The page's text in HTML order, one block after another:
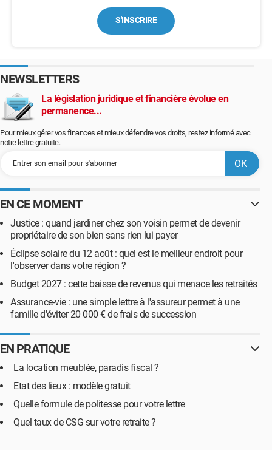
S'INSCRIRE
NEWSLETTERS
La législation juridique et financière évolue en
permanence...
Pour mieux gérer vos finances et mieux défendre vos droits, restez informé avec
notre lettre gratuite.
EN CE MOMENT
Justice : quand jardiner chez son voisin permet de devenir
propriétaire de son bien sans rien lui payer
Éclipse solaire du 12 août : quel est le meilleur endroit pour
l'observer dans votre région ?
Budget 2027 : cette baisse de revenus qui menace les retraités
Assurance-vie : une simple lettre à l'assureur permet à une
famille d'éviter 20 000 € de frais de succession
EN PRATIQUE
La location meublée, paradis fiscal ?
Etat des lieux : modèle gratuit
Quelle formule de politesse pour votre lettre
Quel taux de CSG sur votre retraite ?